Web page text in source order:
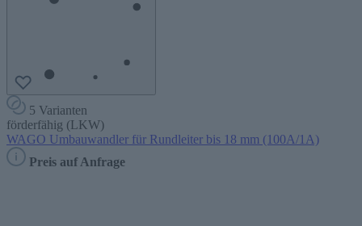
5 Varianten
förderfähig (LKW)
WAGO Umbauwandler für Rundleiter bis 18 mm (100A/1A)
Preis auf Anfrage